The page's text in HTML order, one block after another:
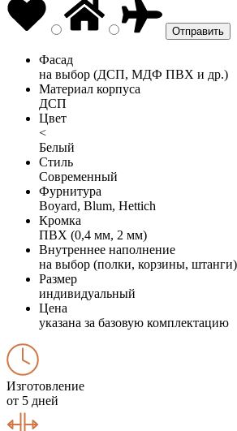
Фасад
на выбор (ДСП, МДФ ПВХ и др.)
Материал корпуса
ДСП
Цвет
<
Белый
Стиль
Современный
Фурнитура
Boyard, Blum, Hettich
Кромка
ПВХ (0,4 мм, 2 мм)
Внутреннее наполнение
на выбор (полки, корзины, штанги)
Размер
индивидуальный
Цена
указана за базовую комплектацию
Изготовление
от 5 дней